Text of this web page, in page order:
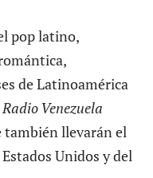
pop latino,
de Latinoamérica
Radio Venezuela
también llevarán el
Unidos y del